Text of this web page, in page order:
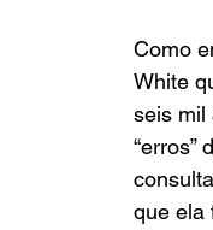
Como
White
seis mil
“erros”
que ela